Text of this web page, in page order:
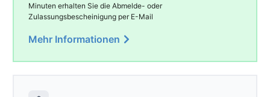
Minuten erhalten Sie die Abmelde- oder
Zulassungsbescheinigung per E-Mail
Mehr Informationen